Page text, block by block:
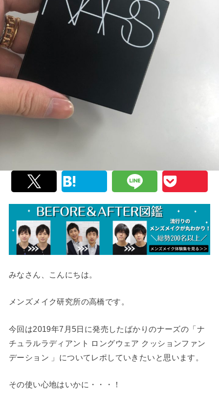
みなさん、こんにちは。
メンズメイク研究所の高橋です。
今回は2019年7月5日に発売したばかりのナーズの「ナ
チュラルラディアント ロングウェア クッションファン
デーション 」についてレポしていきたいと思います。
その使い心地はいかに・・・！